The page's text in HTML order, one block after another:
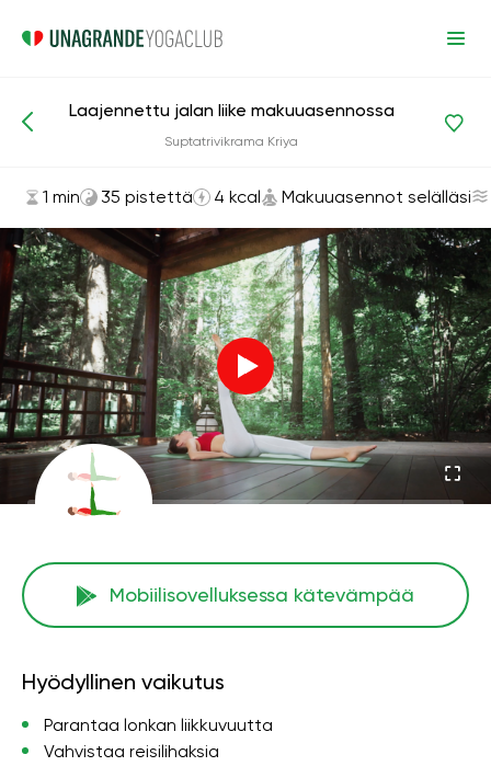
Asanat ja harjoitukset Makuuasennot selälläsi
Laajennettu jalan liike makuuasennossa
Suptatrivikrama Kriya
1 min 35 pistettä 4 kcal Makuuasennot selälläsi
Mobiilisovelluksessa kätevämpää
Hyödyllinen vaikutus
Parantaa lonkan liikkuvuutta
Vahvistaa reisilihaksia